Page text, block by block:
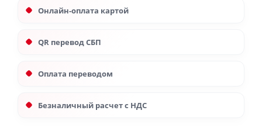
Онлайн-оплата картой
QR перевод СБП
Оплата переводом
Безналичный расчет с НДС